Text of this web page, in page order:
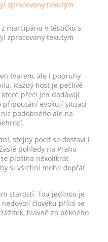
marcipánu v těstíčku s
zpracovaný tekutým
tvarem, ale i popruhy
Každý host je pečlivě
přeci jen dodávají
připoutání evokují situaci
podobného ale na
stejný pocit se dostaví i
pohledy na Prahu -
plošina několikrát
si všichni mohli dopřát
starostí. Tou jedinou je
člověku příliš se
hlavně za pěkného